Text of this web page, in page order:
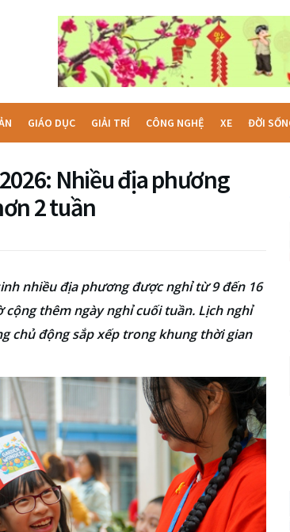
GIÁO DỤC GIẢI TRÍ CÔNG NGHỆ XE ĐỜI
Nhiều địa phương
2 tuần
nhiều địa phương được nghỉ từ 9 đến 16
thêm ngày nghỉ cuối tuần. Lịch nghỉ
chủ động sắp xếp trong khung thời gian